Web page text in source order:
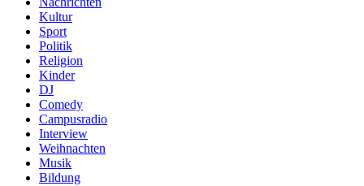
Kultur
Sport
Politik
Religion
Kinder
DJ
Comedy
Campusradio
Interview
Weihnachten
Musik
Bildung